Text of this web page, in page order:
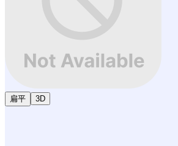
扁平 3D